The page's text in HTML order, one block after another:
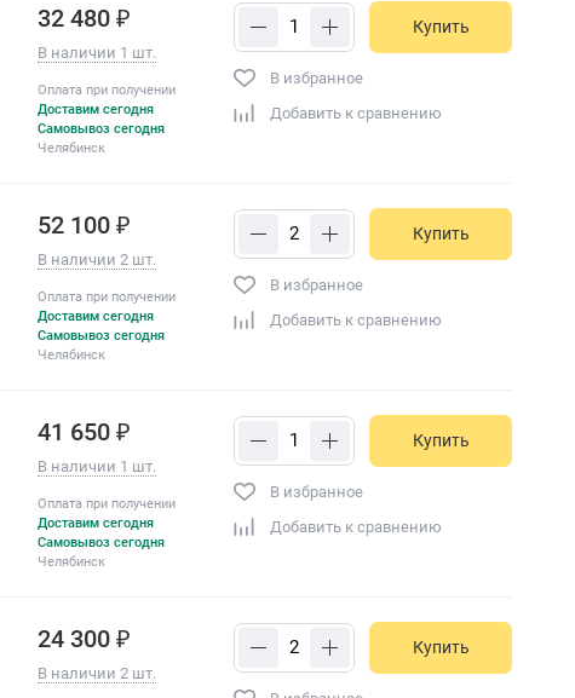
32 480 ₽
В наличии 1 шт.
Оплата при получении
Доставим сегодня
Самовывоз сегодня
Челябинск
Купить
В избранное
Добавить к сравнению
52 100 ₽
В наличии 2 шт.
Оплата при получении
Доставим сегодня
Самовывоз сегодня
Челябинск
Купить
В избранное
Добавить к сравнению
41 650 ₽
В наличии 1 шт.
Оплата при получении
Доставим сегодня
Самовывоз сегодня
Челябинск
Купить
В избранное
Добавить к сравнению
24 300 ₽
В наличии 2 шт.
Купить